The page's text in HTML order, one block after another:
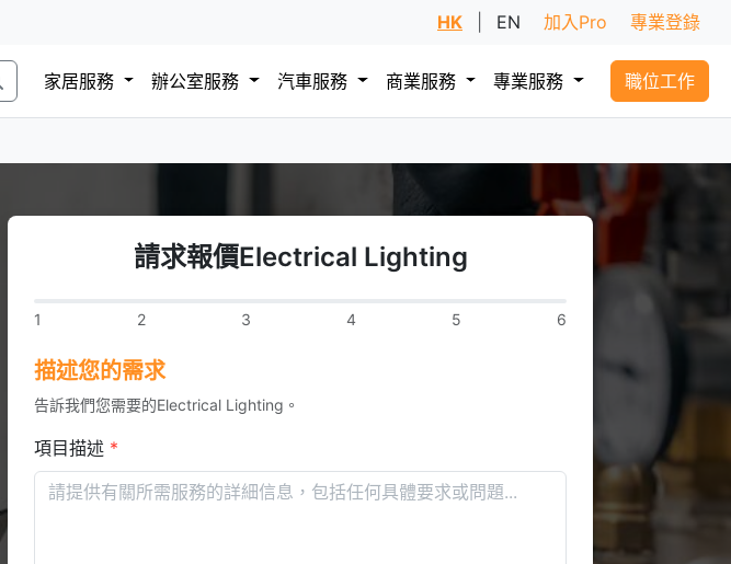
HK EN 加入Pro 專業登錄
家居服務 辦公室服務 汽車服務 商業服務 專業服務 職位工作
請求報價Electrical Lighting
1 2 3 4 5 6
描述您的需求
告訴我們您需要的Electrical Lighting。
項目描述 *